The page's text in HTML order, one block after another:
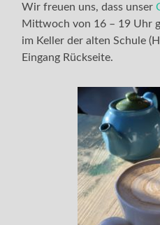
Wir freuen uns, dass unser
Mittwoch von 16 – 19 Uhr
im Keller der alten Schule
Eingang Rückseite.